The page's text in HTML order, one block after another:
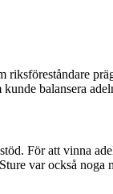
balansera
För att vinna
var också